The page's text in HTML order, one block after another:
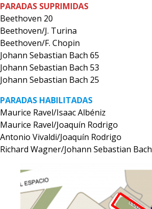
PARADAS SUPRIMIDAS
Beethoven 20
Beethoven/J. Turina
Beethoven/F. Chopin
Johann Sebastian Bach 65
Johann Sebastian Bach 53
Johann Sebastian Bach 25
PARADAS HABILITADAS
Maurice Ravel/Isaac Albéniz
Maurice Ravel/Joaquín Rodrigo
Antonio Vivaldi/Joaquín Rodrigo
Richard Wagner/Johann Sebastian Bach